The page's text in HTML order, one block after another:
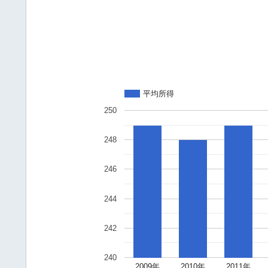
平均所得
240
242
244
246
248
250